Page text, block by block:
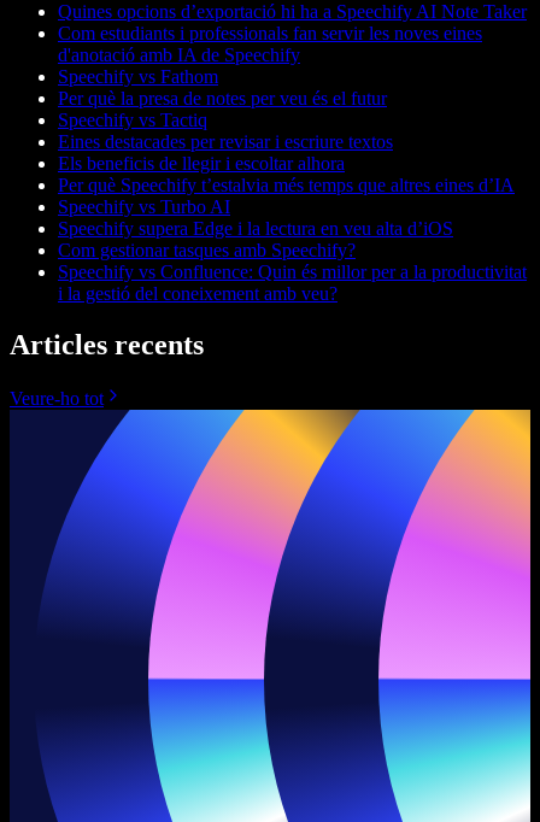
Quines opcions d’exportació hi ha a Speechify AI Note Taker
Com estudiants i professionals fan servir les noves eines
d'anotació amb IA de Speechify
Speechify vs Fathom
Per què la presa de notes per veu és el futur
Speechify vs Tactiq
Eines destacades per revisar i escriure textos
Els beneficis de llegir i escoltar alhora
Per què Speechify t’estalvia més temps que altres eines d’IA
Speechify vs Turbo AI
Speechify supera Edge i la lectura en veu alta d’iOS
Com gestionar tasques amb Speechify?
Speechify vs Confluence: Quin és millor per a la productivitat
i la gestió del coneixement amb veu?
Articles recents
Veure-ho tot